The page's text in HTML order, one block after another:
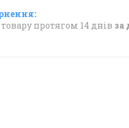
протягом 14 днів за